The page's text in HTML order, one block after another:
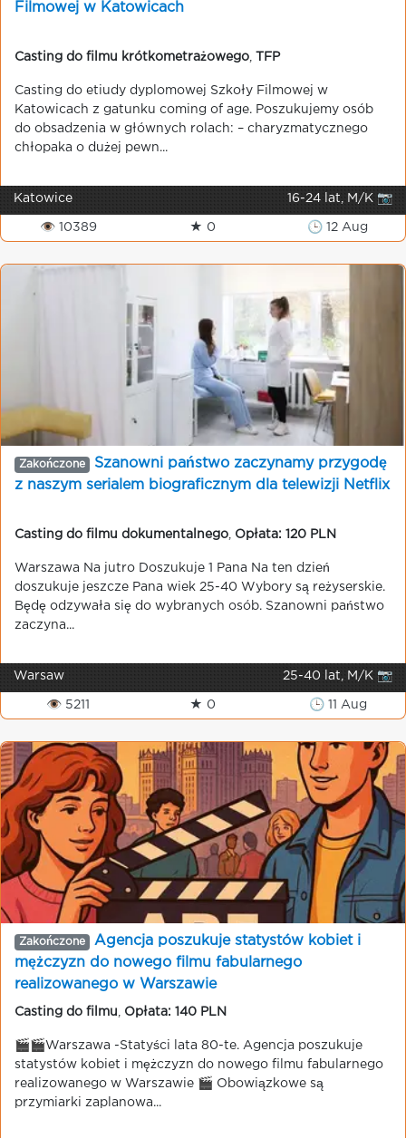
Filmowej w Katowicach
Casting do filmu krótkometrażowego TFP
Casting do etiudy dyplomowej Szkoły Filmowej w
Katowicach z gatunku coming of age. Poszukujemy osób
do obsadzenia w głównych rolach: – charyzmatycznego
chłopaka o dużej pewn...
Katowice 16-24 lat, M/K 📷
👁 10389 ★ 0 🕒 12 Aug
Zakończone
Szanowni państwo zaczynamy przygodę
z naszym serialem biograficznym dla telewizji Netflix
Casting do filmu dokumentalnego Opłata: 120 PLN
Warszawa Na jutro Doszukuje 1 Pana Na ten dzień
doszukuje jeszcze Pana wiek 25-40 Wybory są reżyserskie.
Będę odzywała się do wybranych osób. Szanowni państwo
zaczyna...
Warsaw 25-40 lat, M/K 📷
👁 5211 ★ 0 🕒 11 Aug
Zakończone
Agencja poszukuje statystów kobiet i
mężczyzn do nowego filmu fabularnego
realizowanego w Warszawie
Casting do filmu Opłata: 140 PLN
🎬🎬Warszawa -Statyści lata 80-te. Agencja poszukuje
statystów kobiet i mężczyzn do nowego filmu fabularnego
realizowanego w Warszawie 🎬 Obowiązkowe są
przymiarki zaplanowa...